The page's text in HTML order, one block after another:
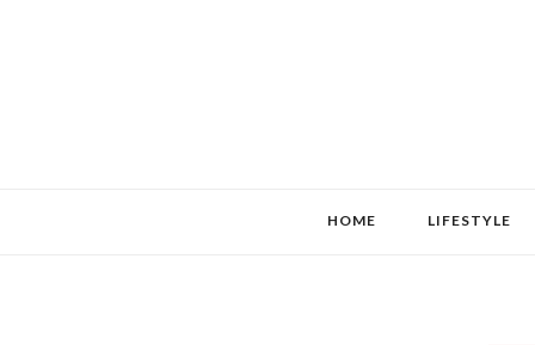
HOME LIFESTYLE